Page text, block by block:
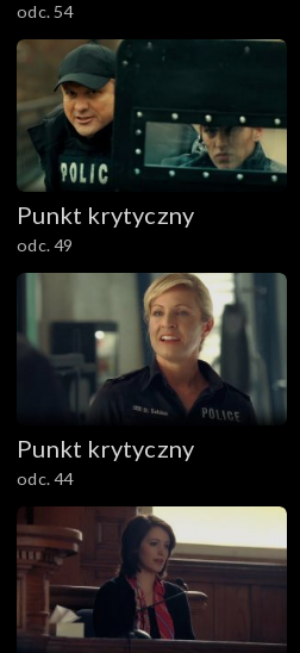
odc. 54
Punkt krytyczny
odc. 49
Punkt krytyczny
odc. 44